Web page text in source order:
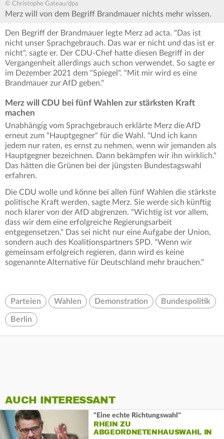
© Christophe Gateau/dpa
Merz will von dem Begriff Brandmauer nichts mehr wissen.
Den Begriff der Brandmauer legte Merz ad acta. "Das ist
nicht unser Sprachgebrauch. Das war er nicht und das ist er
nicht", sagte er. Der CDU-Chef hatte diesen Begriff in der
Vergangenheit allerdings auch schon verwendet. So sagte er
im Dezember 2021 dem "Spiegel". "Mit mir wird es eine
Brandmauer zur AfD geben."
Merz will CDU bei fünf Wahlen zur stärksten Kraft
machen
Unabhängig vom Sprachgebrauch erklärte Merz die AfD
erneut zum "Hauptgegner" für die Wahl. "Und ich kann
jedem nur raten, es ernst zu nehmen, wenn wir jemanden als
Hauptgegner bezeichnen. Dann bekämpfen wir ihn wirklich."
Das hätten die Grünen bei der jüngsten Bundestagswahl
erfahren.
Die CDU wolle und könne bei allen fünf Wahlen die stärkste
politische Kraft werden, sagte Merz. Sie werde sich künftig
noch klarer von der AfD abgrenzen. "Wichtig ist vor allem,
dass wir dem eine erfolgreiche Regierungsarbeit
entgegensetzen." Das sei nicht nur eine Aufgabe der Union,
sondern auch des Koalitionspartners SPD. "Wenn wir
gemeinsam erfolgreich regieren, dann wird es keine
sogenannte Alternative für Deutschland mehr brauchen."
Parteien Wahlen Demonstration Bundespolitik
Berlin
AUCH INTERESSANT
"Eine echte Richtungswahl"
RHEIN ZU
ABGEORDNETENHAUSWAHL IN